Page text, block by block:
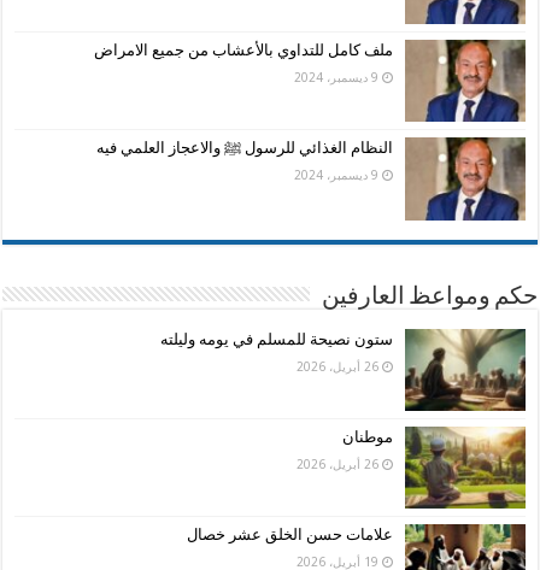
ملف كامل للتداوي بالأعشاب من جميع الامراض
9 ديسمبر، 2024
النظام الغذائي للرسول ﷺ والاعجاز العلمي فيه
9 ديسمبر، 2024
حكم ومواعظ العارفين
ستون نصيحة للمسلم في يومه وليلته
26 أبريل، 2026
موطنان
26 أبريل، 2026
علامات حسن الخلق عشر خصال
19 أبريل، 2026